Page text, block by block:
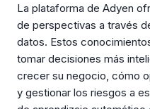
La plataforma de Adyen
de perspectivas a través
datos. Estos
tomar decisiones más
crecer su negocio, cómo
y gestionar los riesgos a